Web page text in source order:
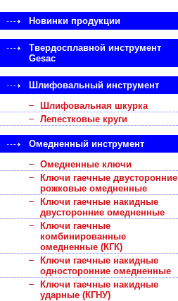
Новинки продукции
Твердосплавной инструмент
Gesac
Шлифовальный инструмент
Шлифовальная шкурка
Лепестковые круги
Омедненный инструмент
Омедненные ключи
Ключи гаечные двусторонние
рожковые омедненные
Ключи гаечные накидные
двусторонние омедненные
Ключи гаечные
комбинированные
омедненные (КГК)
Ключи гаечные накидные
односторонние омедненные
Ключи гаечные накидные
ударные (КГНУ)